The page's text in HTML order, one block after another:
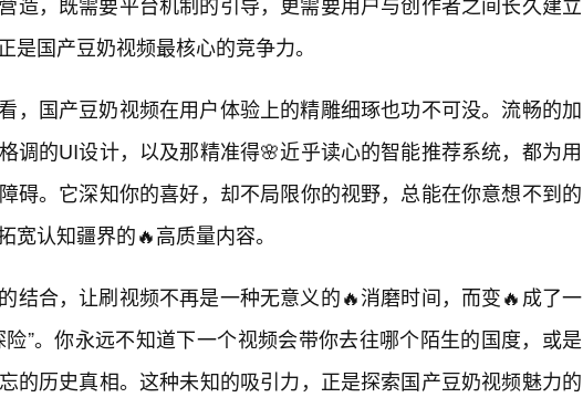
是国产豆奶视频最核心的竞争力。
，国产豆奶视频在用户体验上的精雕细琢也功不可没。流畅的加
调的UI设计，以及那精准得🌸近乎读心的智能推荐系统，都为用
碍。它深知你的喜好，却不局限你的视野，总能在你意想不到的
宽认知疆界的🔥高质量内容。
结合，让刷视频不再是一种无意义的🔥消磨时间，而变🔥成了一
”。你永远不知道下一个视频会带你去往哪个陌生的国度，或是
的历史真相。这种未知的吸引力，正是探索国产豆奶视频魅力的